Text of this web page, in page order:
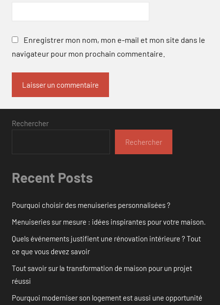
Enregistrer mon nom, mon e-mail et mon site dans le
navigateur pour mon prochain commentaire.
Rechercher
Rechercher
Recent Posts
Pourquoi choisir des menuiseries personnalisées ?
Menuiseries sur mesure : idées inspirantes pour votre maison.
Quels événements justifient une rénovation intérieure ? Tout
ce que vous devez savoir
Tout savoir sur la transformation de maison pour un projet
réussi
Pourquoi moderniser son logement est aussi une opportunité